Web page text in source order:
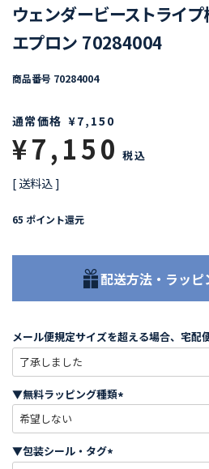
ウェンダービーストライ
エプロン 70284004
商品番号 70284004
通常価格 ¥7,150
¥7,150 税込
送料込
65 ポイント還元
配送方法・ラッピ
メール便規定サイズを超える場合、宅配
▼無料ラッピング種類
必
)
▼包装シール・タグ